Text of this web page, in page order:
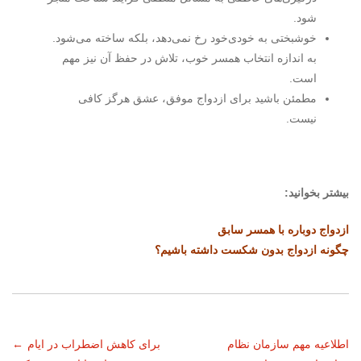
شود.
خوشبختی به خودی‌خود رخ نمی‌دهد، بلکه ساخته می‌شود.
به اندازه انتخاب همسر خوب، تلاش در حفظ آن نیز مهم
است.
مطمئن باشید برای ازدواج موفق، عشق هرگز کافی
نیست.
بیشتر بخوانید:
ازدواج دوباره با همسر سابق
چگونه ازدواج بدون شکست داشته باشیم؟
ناوبری
← برای کاهش اضطراب در ایام
اطلاعیه مهم سازمان نظام